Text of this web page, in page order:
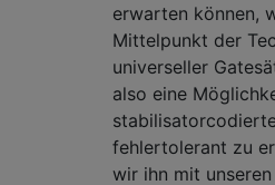
erwarten können,
Mittelpunkt der
universeller
also eine
fehlertolerant zu
wir ihn mit